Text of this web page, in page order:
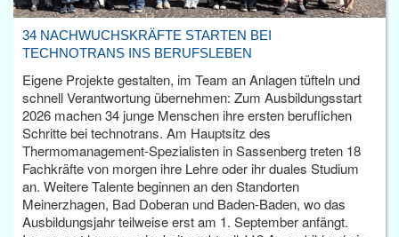
34 NACHWUCHSKRÄFTE STARTEN BEI
TECHNOTRANS INS BERUFSLEBEN
Eigene Projekte gestalten, im Team an Anlagen tüfteln und
schnell Verantwortung übernehmen: Zum Ausbildungsstart
2026 machen 34 junge Menschen ihre ersten beruflichen
Schritte bei technotrans. Am Hauptsitz des
Thermomanagement-Spezialisten in Sassenberg treten 18
Fachkräfte von morgen ihre Lehre oder ihr duales Studium
an. Weitere Talente beginnen an den Standorten
Meinerzhagen, Bad Doberan und Baden-Baden, wo das
Ausbildungsjahr teilweise erst am 1. September anfängt.